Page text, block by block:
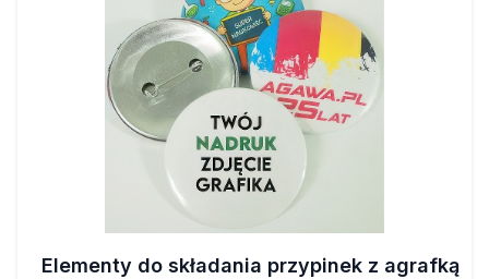
Elementy do składania przypinek z agrafką